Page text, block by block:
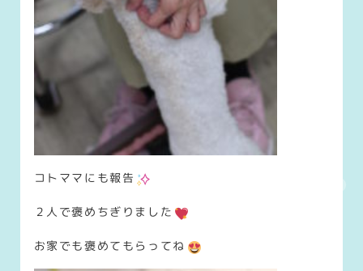
コトママにも報告
２人で褒めちぎりました
お家でも褒めてもらってね